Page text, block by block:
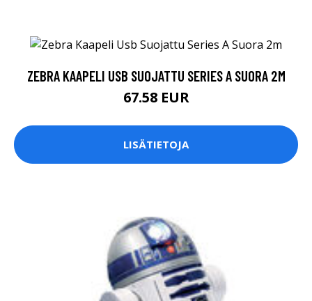
ZEBRA KAAPELI USB SUOJATTU SERIES A SUORA 2M
67.58 EUR
LISÄTIETOJA